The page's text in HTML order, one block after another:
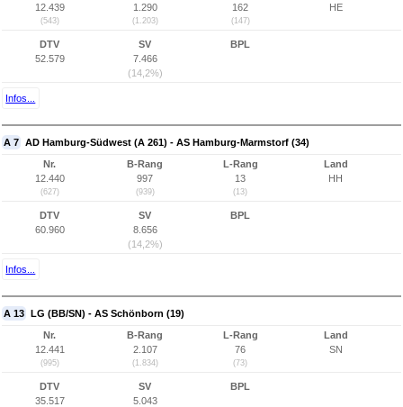
12.439
(543)
1.290
(1.203)
162
(147)
HE
DTV
52.579
SV
7.466
(14,2%)
BPL
Infos...
A 7 AD Hamburg-Südwest (A 261) - AS Hamburg-Marmstorf (34)
Nr.
12.440
(627)
B-Rang
997
(939)
L-Rang
13
(13)
Land
HH
DTV
60.960
SV
8.656
(14,2%)
BPL
Infos...
A 13 LG (BB/SN) - AS Schönborn (19)
Nr.
12.441
(995)
B-Rang
2.107
(1.834)
L-Rang
76
(73)
Land
SN
DTV
35.517
SV
5.043
BPL